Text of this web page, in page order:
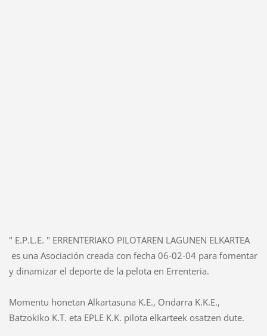
" E.P.L.E. " ERRENTERIAKO PILOTAREN LAGUNEN ELKARTEA
es una Asociación creada con fecha 06-02-04 para fomentar
y dinamizar el deporte de la pelota en Errenteria.
Momentu honetan Alkartasuna K.E., Ondarra K.K.E.,
Batzokiko K.T. eta EPLE K.K. pilota elkarteek osatzen dute.